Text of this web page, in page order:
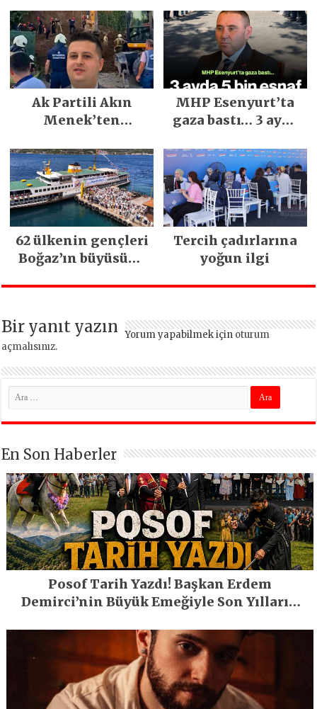
Emeğiyle Son
Yılların En Büyük
Festivali
Gerçekleşti
İlgi Gördü!..
Ak Partili Akın
Menek’ten
heyelan sonrası
kritik uyarı
MHP Esenyurt’ta
gaza bastı… 3 ayda
edildi
62 ülkenin gençleri
Boğaz’ın büyüsüne
Tercih çadırlarına
yoğun ilgi
Bir yanıt yazın Yorum yapabilmek için oturum
açmalısınız.
En Son Haberler
Posof Tarih Yazdı! Başkan Erdem
Demirci’nin Büyük Emeğiyle Son Yılların